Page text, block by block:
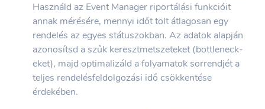
Használd az Event Manager riportálási funkcióit
annak mérésére, mennyi időt tölt átlagosan egy
rendelés az egyes státuszokban. Az adatok alapján
azonosítsd a szűk keresztmetszeteket (bottleneck-
eket), majd optimalizáld a folyamatok sorrendjét a
teljes rendelésfeldolgozási idő csökkentése
érdekében.